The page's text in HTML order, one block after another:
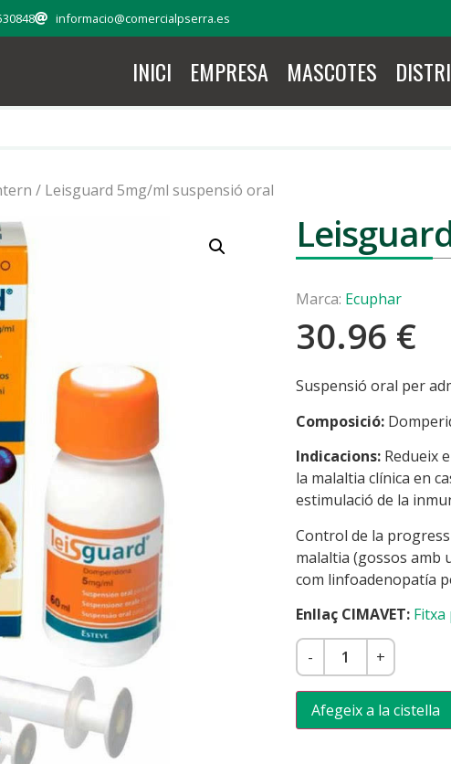
informacio@comercialpserra.es
INICI EMPRESA MASCOTES
/ Leisguard 5mg/ml suspensió oral
Marca: Ecuphar
30.96 €
Suspensió oral per
Composició:
Indicacions:Redueix
la malaltia clínica en
estimulació de la
Control de la
malaltia (gossos amb
com linfoadenopatía
Enllaç CIMAVET:
- +
Afegeix a la cistella